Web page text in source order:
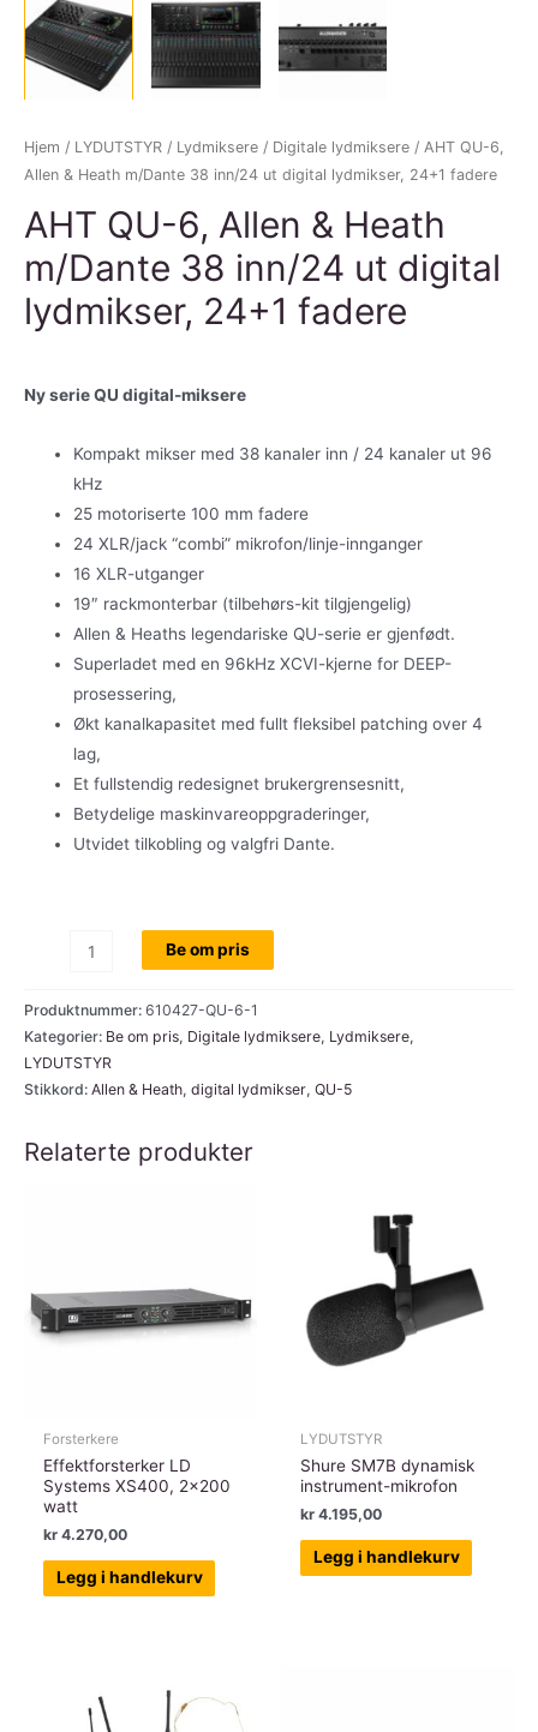
Hjem / LYDUTSTYR / Lydmiksere / Digitale lydmiksere / AHT QU-6,
Allen & Heath m/Dante 38 inn/24 ut digital lydmikser, 24+1 fadere
AHT QU-6, Allen & Heath
m/Dante 38 inn/24 ut digital
lydmikser, 24+1 fadere
Ny serie QU digital-miksere
Kompakt mikser med 38 kanaler inn / 24 kanaler ut 96
kHz
25 motoriserte 100 mm fadere
24 XLR/jack “combi” mikrofon/linje-innganger
16 XLR-utganger
19″ rackmonterbar (tilbehørs-kit tilgjengelig)
Allen & Heaths legendariske QU-serie er gjenfødt.
Superladet med en 96kHz XCVI-kjerne for DEEP-
prosessering,
Økt kanalkapasitet med fullt fleksibel patching over 4
lag,
Et fullstendig redesignet brukergrensesnitt,
Betydelige maskinvareoppgraderinger,
Utvidet tilkobling og valgfri Dante.
6,
Allen
&
Heath
38
24+1
fadere
Be om pris
Produktnummer: 610427-QU-6-1
Kategorier: Be om pris, Digitale lydmiksere, Lydmiksere,
LYDUTSTYR
Stikkord: Allen & Heath, digital lydmikser, QU-5
Relaterte produkter
Forsterkere
Effektforsterker LD
Systems XS400, 2×200
watt
kr 4.270,00
Legg i handlekurv
LYDUTSTYR
Shure SM7B dynamisk
instrument-mikrofon
kr 4.195,00
Legg i handlekurv